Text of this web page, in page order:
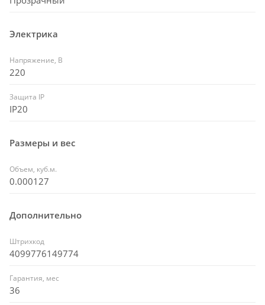
Электрика
Напряжение, В
220
Защита IP
IP20
Размеры и вес
Объем, куб.м.
0.000127
Дополнительно
Штрихкод
4099776149774
Гарантия, мес
36